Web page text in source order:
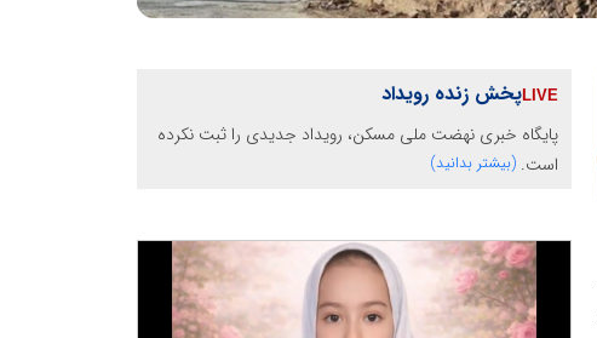
پخش زنده رویداد
پایگاه خبری نهضت ملی مسکن، رویداد جدیدی را ثبت نکرده
است. (بیشتر بدانید)